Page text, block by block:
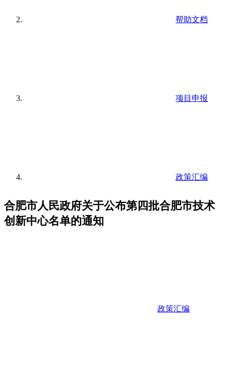
帮助文档
项目申报
政策汇编
合肥市人民政府关于公布第四批合肥市技术
创新中心名单的通知
政策汇编